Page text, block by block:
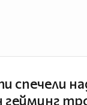
спечели
гейминг